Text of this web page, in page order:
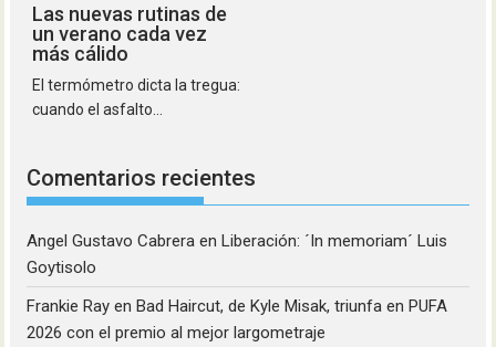
Las nuevas rutinas de
un verano cada vez
más cálido
El termómetro dicta la tregua:
cuando el asfalto...
Comentarios recientes
Angel Gustavo Cabrera enLiberación: ´In memoriam´ Luis
Goytisolo
Frankie Ray enBad Haircut, de Kyle Misak, triunfa en PUFA
2026 con el premio al mejor largometraje